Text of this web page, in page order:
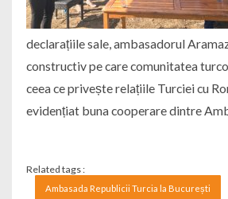
declarațiile sale, ambasadorul
constructiv pe care comunitatea
ceea ce privește relațiile Turciei cu
evidențiat buna cooperare dintre
Related tags :
Ambasada Republicii Turcia la București